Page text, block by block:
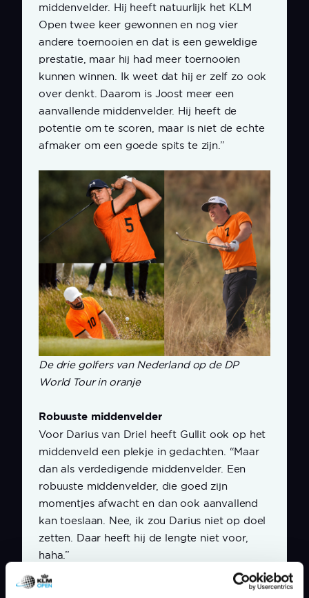
middenvelder. Hij heeft natuurlijk het KLM
Open twee keer gewonnen en nog vier
andere toernooien en dat is een geweldige
prestatie, maar hij had meer toernooien
kunnen winnen. Ik weet dat hij er zelf zo ook
over denkt. Daarom is Joost meer een
aanvallende middenvelder. Hij heeft de
potentie om te scoren, maar is niet de echte
afmaker om een goede spits te zijn.”
De drie golfers van Nederland op de DP
World Tour in oranje
Robuuste middenvelder
Voor Darius van Driel heeft Gullit ook op het
middenveld een plekje in gedachten. “Maar
dan als verdedigende middenvelder. Een
robuuste middenvelder, die goed zijn
momentjes afwacht en dan ook aanvallend
kan toeslaan. Nee, ik zou Darius niet op doel
zetten. Daar heeft hij de lengte niet voor,
haha.”
“Mike Toorop ken ik nog niet zo goed, maar
dat betekent zeker niet dat hij bij mij op de